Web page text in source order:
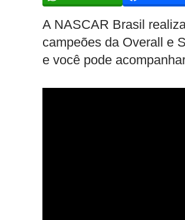
A NASCAR Brasil
campeões da Overall e
e você pode